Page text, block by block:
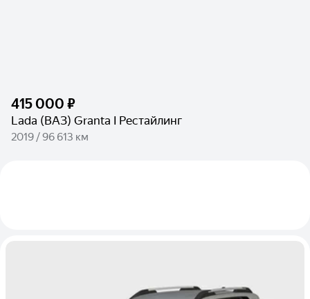
415 000 ₽
Lada (ВАЗ) Granta I Рестайлинг
2019 / 96 613 км